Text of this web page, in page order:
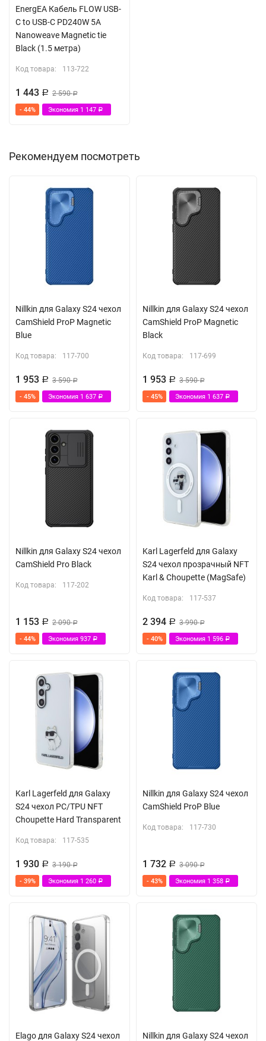
EnergEA Кабель FLOW USB-
C to USB-C PD240W 5A
Nanoweave Magnetic tie
Black (1.5 метра)
Код товара: 113-722
1 443 Р 2 590Р
- 44% Экономия 1 147 Р
Рекомендуем посмотреть
Nillkin для Galaxy S24 чехол
CamShield ProP Magnetic
Blue
Код товара: 117-700
1 953 Р 3 590Р
- 45% Экономия 1 637 Р
Nillkin для Galaxy S24 чехол
CamShield ProP Magnetic
Black
Код товара: 117-699
1 953 Р 3 590Р
- 45% Экономия 1 637 Р
Nillkin для Galaxy S24 чехол
CamShield Pro Black
Код товара: 117-202
1 153 Р 2 090Р
- 44% Экономия 937 Р
Karl Lagerfeld для Galaxy
S24 чехол прозрачный NFT
Karl & Choupette (MagSafe)
Код товара: 117-537
2 394 Р 3 990Р
- 40% Экономия 1 596 Р
Karl Lagerfeld для Galaxy
S24 чехол PC/TPU NFT
Choupette Hard Transparent
Код товара: 117-535
1 930 Р 3 190Р
- 39% Экономия 1 260 Р
Nillkin для Galaxy S24 чехол
CamShield ProP Blue
Код товара: 117-730
1 732 Р 3 090Р
- 43% Экономия 1 358 Р
Elago для Galaxy S24 чехол
Nillkin для Galaxy S24 чехол